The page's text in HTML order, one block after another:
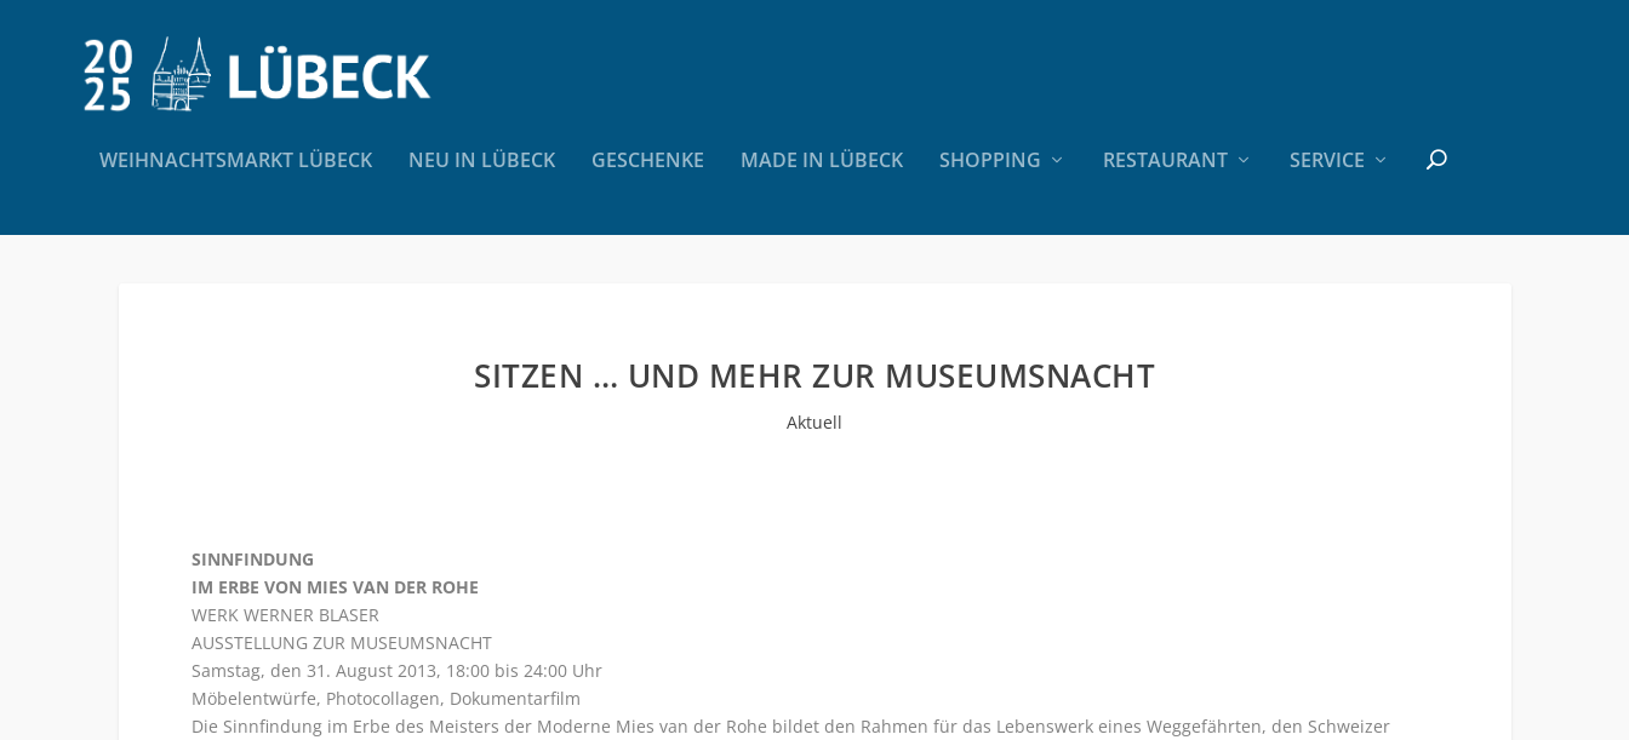
WEIHNACHTSMARKT LÜBECK NEU IN LÜBECK GESCHENKE MADE IN LÜBECK SHOPPING RESTAURANT SERVICE
SITZEN … UND MEHR ZUR MUSEUMSNACHT
Aktuell
SINNFINDUNG
IM ERBE VON MIES VAN DER ROHE
WERK WERNER BLASER
AUSSTELLUNG ZUR MUSEUMSNACHT
Samstag, den 31. August 2013, 18:00 bis 24:00 Uhr
Möbelentwürfe, Photocollagen, Dokumentarfilm
Die Sinnfindung im Erbe des Meisters der Moderne Mies van der Rohe bildet den Rahmen für das Lebenswerk eines Weggefährten, den Schweizer